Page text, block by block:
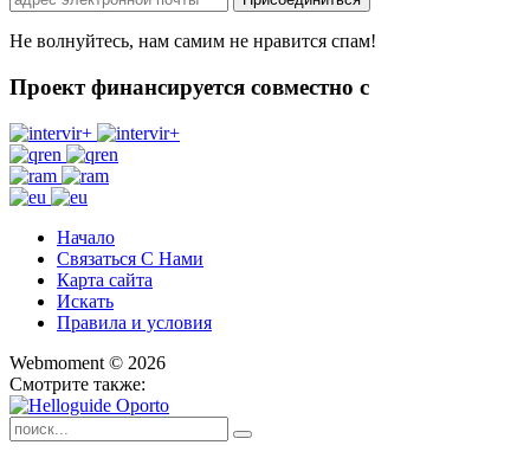
Не волнуйтесь, нам самим не нравится спам!
Проект финансируется совместно с
Начало
Связаться С Нами
Карта сайта
Искать
Правила и условия
Webmoment © 2026
Смотрите также: